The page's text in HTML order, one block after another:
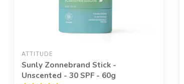
ATTITUDE
Sunly Zonnebrand Stick -
Unscented - 30 SPF - 60g